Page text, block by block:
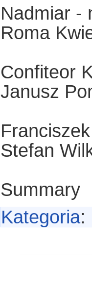
Nadmiar -
Roma
Confiteor
Janusz
Stefan
Summary
Kategoria: